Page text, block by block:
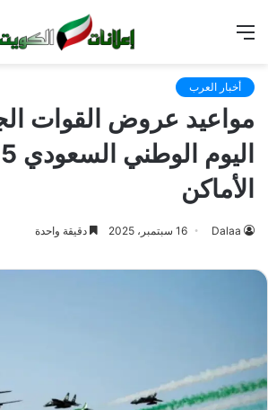
أخبار العرب
مواعيد عروض القوات
الأماكن
Dalaa 16 سبتمبر، 2025 دقيقة واحدة